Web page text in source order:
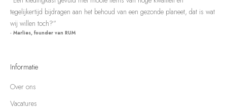
tegelijkertijd bijdragen aan het behoud van een gezonde planeet, dat is wat
wij willen toch?”
- Marlies, founder van RUM
Informatie
Over ons
Vacatures